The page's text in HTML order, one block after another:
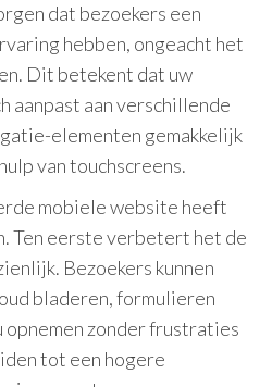
dat bezoekers een
hebben, ongeacht het
Dit betekent dat uw
aanpast aan verschillende
elementen gemakkelijk
van touchscreens.
mobiele website heeft
Ten eerste verbetert het de
Bezoekers kunnen
bladeren, formulieren
opnemen zonder frustraties
tot een hogere